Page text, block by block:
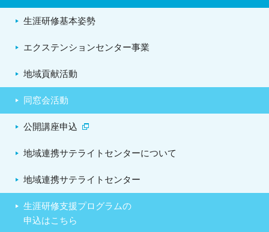
生涯研修基本姿勢
エクステンションセンター事業
地域貢献活動
同窓会活動
公開講座申込
地域連携サテライトセンターについて
地域連携サテライトセンター
生涯研修支援プログラムの
申込はこちら